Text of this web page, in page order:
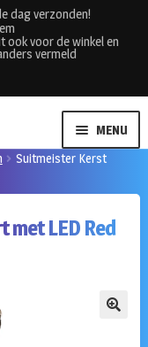
dag verzonden!
voor de winkel en
vermeld
MENU
Suitmeister Kerst
LED Red